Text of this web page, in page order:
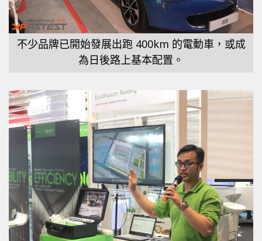
不少品牌已開始發展出跑 400km 的電動車，或成
為日後路上基本配置。